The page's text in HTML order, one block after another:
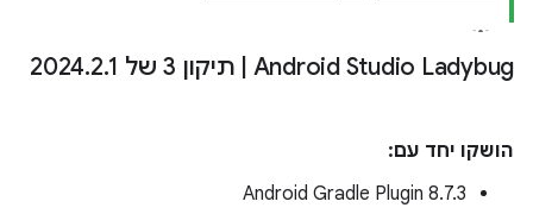
Android Studio Ladybug תיקון 3 של 2024 .2.1
הושקו יחד עם:
Android Gradle Plugin 8.7.3